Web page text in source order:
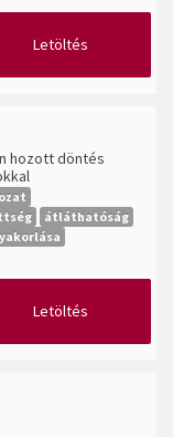
Letöltés
hozott döntés
átláthatóság
Letöltés